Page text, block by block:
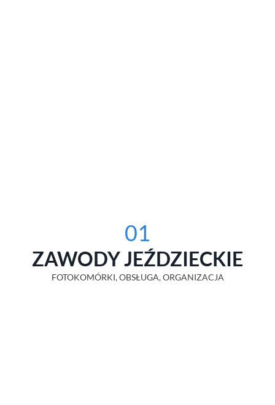
01
ZAWODY JEŹDZIECKIE
FOTOKOMÓRKI, OBSŁUGA, ORGANIZACJA